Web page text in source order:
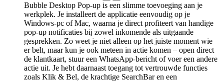
Bubble Desktop Pop-up is een slimme toevoeging aan je
werkplek. Je installeert de applicatie eenvoudig op je
Windows-pc of Mac, waarna je direct profiteert van handige
pop-up notificaties bij zowel inkomende als uitgaande
gesprekken. Zo weet je niet alleen op het juiste moment wie
er belt, maar kun je ook meteen in actie komen – open direct
de klantkaart, stuur een WhatsApp-bericht of voer een andere
actie uit. Je hebt daarnaast toegang tot vertrouwde functies
zoals Klik & Bel, de krachtige SearchBar en een